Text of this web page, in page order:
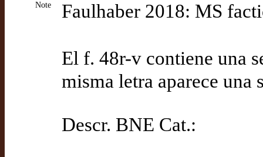
Note Faulhaber 2018: MS
El f. 48r-v contiene una
misma letra aparece una
Descr. BNE Cat.: